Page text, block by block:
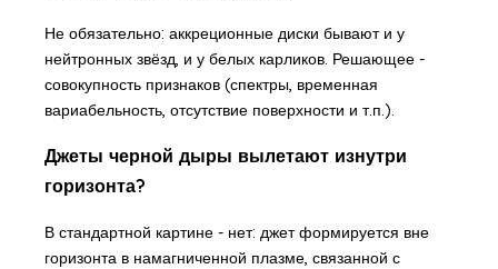
Не обязательно: аккреционные диски бывают и у
нейтронных звёзд, и у белых карликов. Решающее -
совокупность признаков (спектры, временная
вариабельность, отсутствие поверхности и т.п.).
Джеты черной дыры вылетают изнутри
горизонта?
В стандартной картине - нет: джет формируется вне
горизонта в намагниченной плазме, связанной с